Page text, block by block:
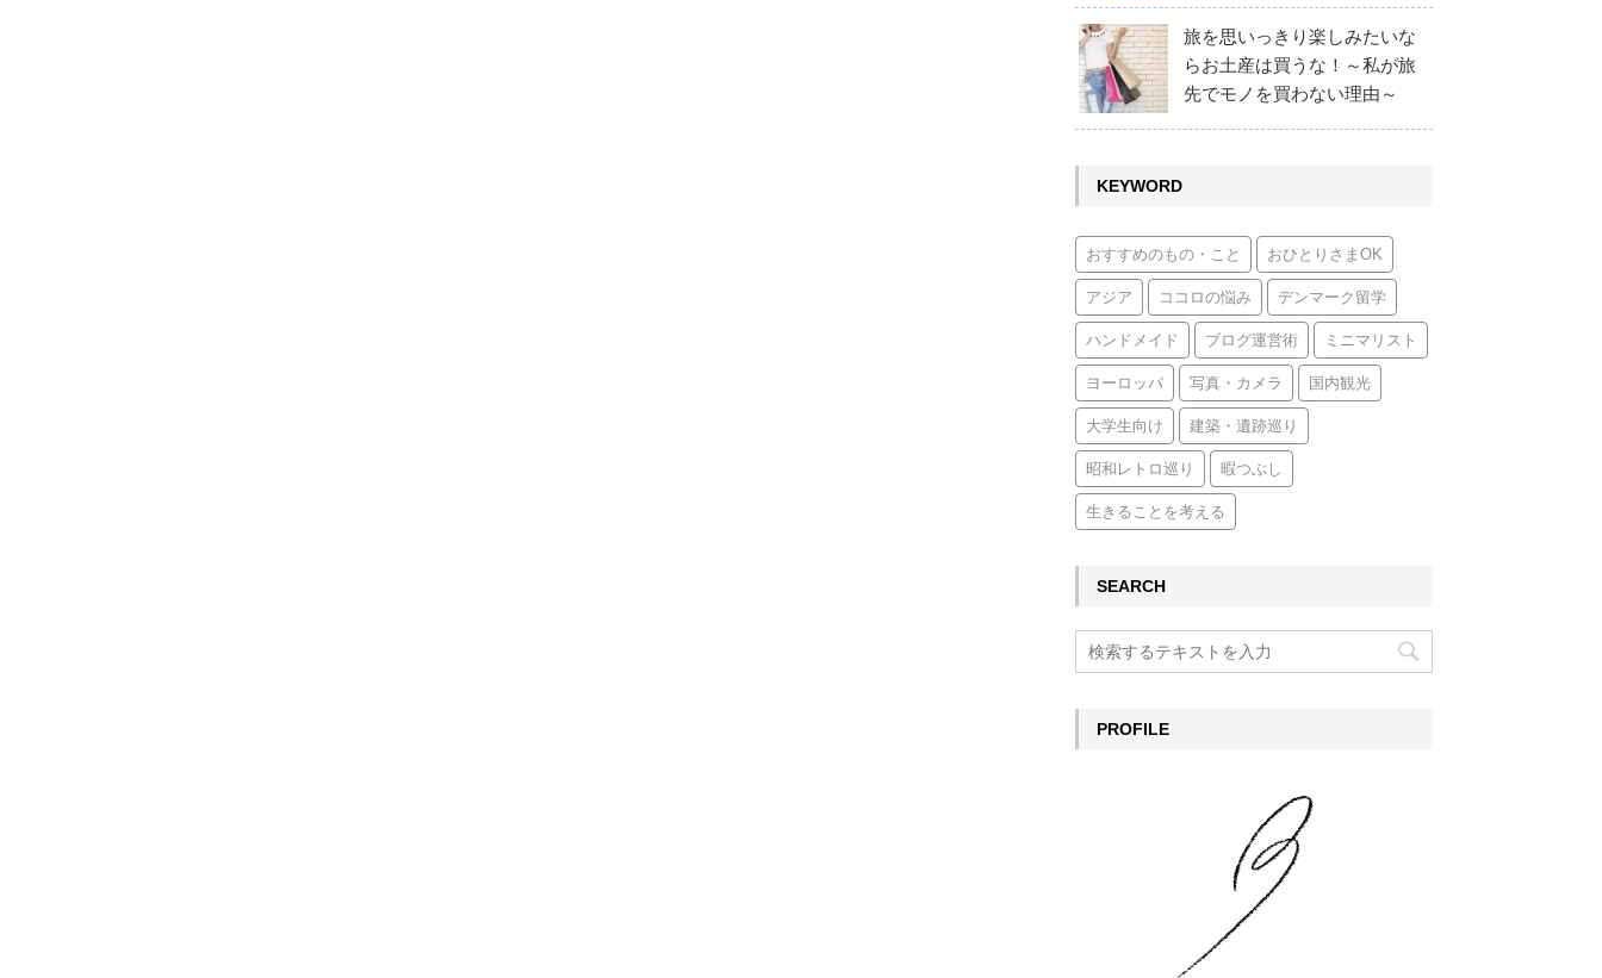
旅を思いっきり楽しみたいな
らお土産は買うな！～私が旅
先でモノを買わない理由～
KEYWORD
おすすめのもの・こと おひとりさまOK
アジア ココロの悩み デンマーク留学
ハンドメイド ブログ運営術 ミニマリスト
ヨーロッパ 写真・カメラ 国内観光
大学生向け 建築・遺跡巡り
昭和レトロ巡り 暇つぶし
生きることを考える
SEARCH
PROFILE